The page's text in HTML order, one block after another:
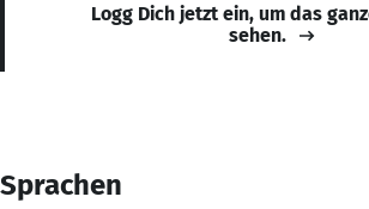
Logg Dich jetzt ein, um das
sehen.
Sprachen